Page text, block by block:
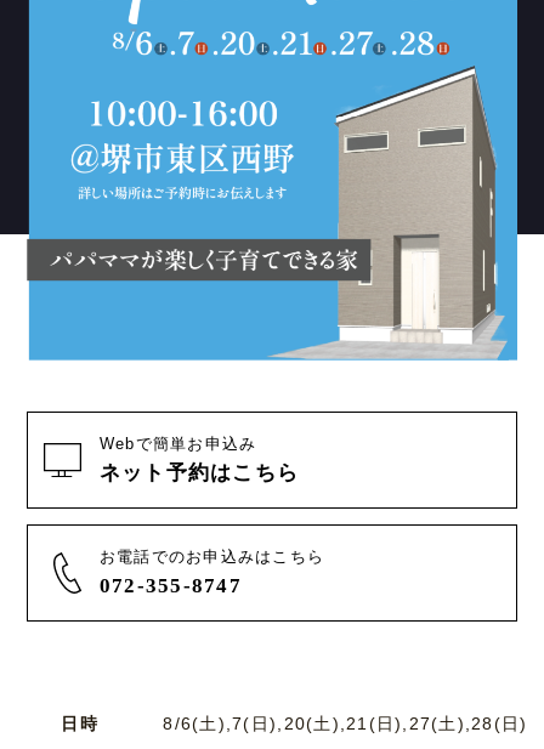
Webで簡単お申込み
ネット予約はこちら
お電話でのお申込みはこちら
072-355-8747
日時 8/6(土),7(日),20(土),21(日),27(土),28(日)